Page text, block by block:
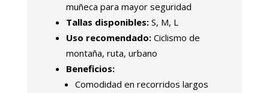
muñeca para mayor seguridad
Tallas disponibles:S, M, L
Uso recomendado:Ciclismo de
montaña, ruta, urbano
Beneficios:
Comodidad en recorridos largos